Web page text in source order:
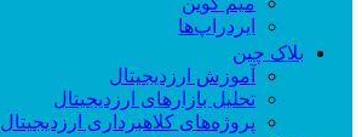
ایردراپ‌ها
بلاک چین
آموزش ارزدیجیتال
تحلیل بازارهای ارزدیجیتال
پروژه‌های کلاهبرداری ارزدیجیتال